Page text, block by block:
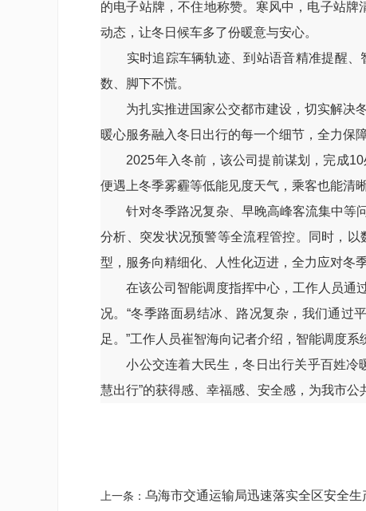
的电子站牌，不住地称赞。寒风中，电子站
动态，让冬日候车多了份暖意与安心。
实时追踪车辆轨迹、到站语音精准提醒、
数、脚下不慌。
为扎实推进国家公交都市建设，切实解决冬
暖心服务融入冬日出行的每一个细节，全力保
2025年入冬前，该公司提前谋划，完成10
便遇上冬季雾霾等低能见度天气，乘客也能清
针对冬季路况复杂、早晚高峰客流集中等问
分析、突发状况预警等全流程管控。同时，
型，服务向精细化、人性化迈进，全力应对冬
在该公司智能调度指挥中心，工作人员通过
况。“冬季路面易结冰、路况复杂，我们通过
足。”工作人员崔智海向记者介绍，智能调度
小公交连着大民生，冬日出行关乎百姓冷暖
慧出行”的获得感、幸福感、安全感，为我市公
上一条： 乌海市交通运输局迅速落实全区安全